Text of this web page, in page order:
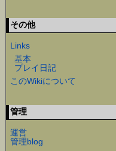
その他
Links
基本
プレイ日記
このWikiについて
管理
運営
管理blog